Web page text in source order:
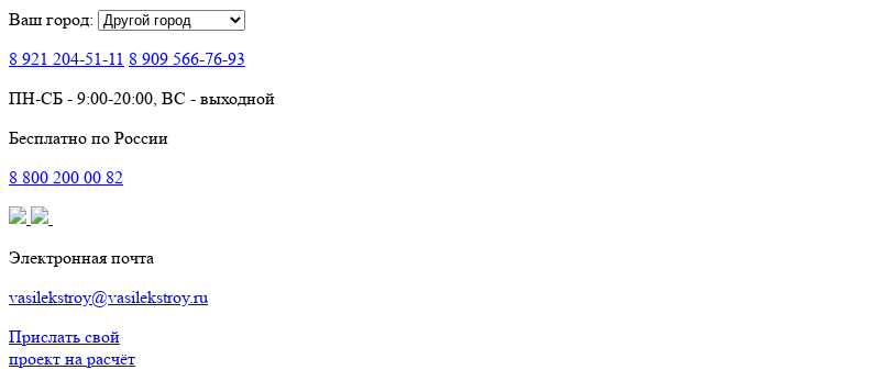
Ваш город:
8 921 204-51-11 8 909 566-76-93
ПН-СБ - 9:00-20:00, ВС - выходной
Бесплатно по России
8 800 200 00 82
Электронная почта
vasilekstroy@vasilekstroy.ru
Прислать свой
проект на расчёт